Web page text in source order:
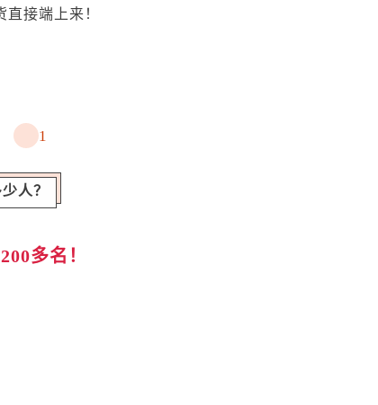
直接端上来！
1
人？
多名！